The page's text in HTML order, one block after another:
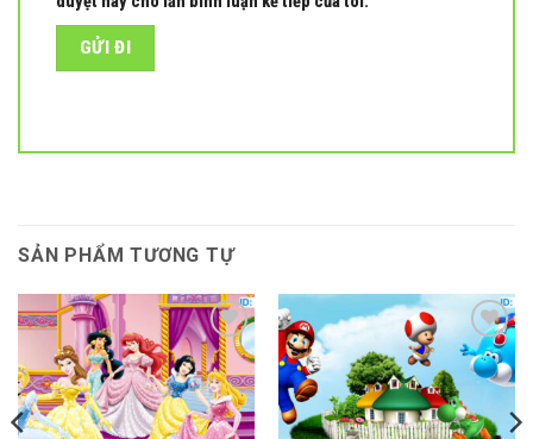
SẢN PHẨM TƯƠNG TỰ
Add to
wishlist
Add to
wishlist